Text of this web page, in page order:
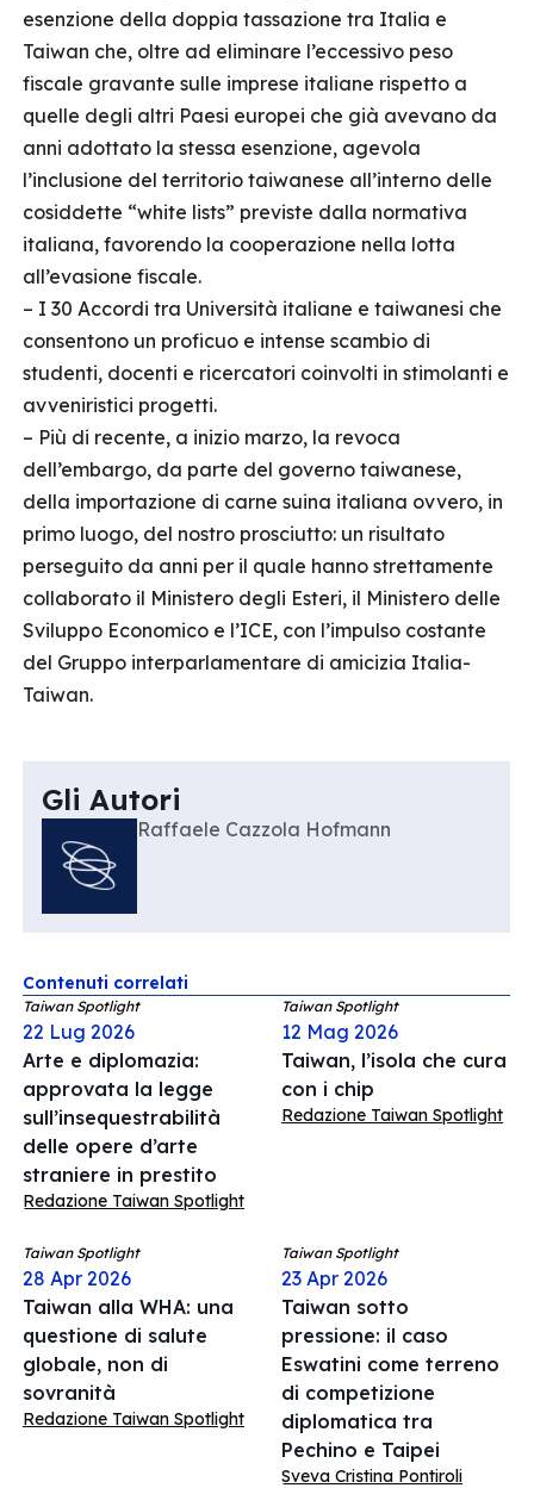
esenzione della doppia tassazione tra Italia e
Taiwan che, oltre ad eliminare l’eccessivo peso
fiscale gravante sulle imprese italiane rispetto a
quelle degli altri Paesi europei che già avevano da
anni adottato la stessa esenzione, agevola
l’inclusione del territorio taiwanese all’interno delle
cosiddette “white lists” previste dalla normativa
italiana, favorendo la cooperazione nella lotta
all’evasione fiscale.
– I 30 Accordi tra Università italiane e taiwanesi che
consentono un proficuo e intense scambio di
studenti, docenti e ricercatori coinvolti in stimolanti e
avveniristici progetti.
– Più di recente, a inizio marzo, la revoca
dell’embargo, da parte del governo taiwanese,
della importazione di carne suina italiana ovvero, in
primo luogo, del nostro prosciutto: un risultato
perseguito da anni per il quale hanno strettamente
collaborato il Ministero degli Esteri, il Ministero delle
Sviluppo Economico e l’ICE, con l’impulso costante
del Gruppo interparlamentare di amicizia Italia-
Taiwan.
Gli Autori
Raffaele Cazzola Hofmann
Contenuti correlati
Taiwan Spotlight
22 Lug 2026
Arte e diplomazia:
approvata la legge
sull’insequestrabilità
delle opere d’arte
straniere in prestito
Redazione Taiwan Spotlight
Taiwan Spotlight
12 Mag 2026
Taiwan, l’isola che cura
con i chip
Redazione Taiwan Spotlight
Taiwan Spotlight
28 Apr 2026
Taiwan alla WHA: una
questione di salute
globale, non di
sovranità
Redazione Taiwan Spotlight
Taiwan Spotlight
23 Apr 2026
Taiwan sotto
pressione: il caso
Eswatini come terreno
di competizione
diplomatica tra
Pechino e Taipei
Sveva Cristina Pontiroli